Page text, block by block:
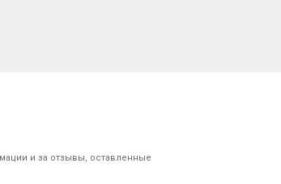
и за отзывы, оставленные